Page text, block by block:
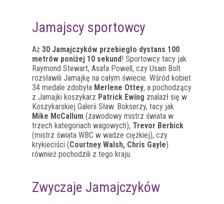
Jamajscy sportowcy
Aż 30 Jamajczyków przebiegło dystans 100
metrów poniżej 10 sekund! Sportowcy tacy jak
Raymond Stewart, Asafa Powell, czy Usain Bolt
rozsławili Jamajkę na całym świecie. Wśród kobiet
34 medale zdobyła Merlene Ottey, a pochodzący
z Jamajki koszykarz Patrick Ewing znalazł się w
Koszykarskiej Galerii Sław. Bokserzy, tacy jak
Mike McCallum (zawodowy mistrz świata w
trzech kategoriach wagowych), Trevor Berbick
(mistrz świata WBC w wadze ciężkiej), czy
krykieciści (Courtney Walsh, Chris Gayle)
również pochodzili z tego kraju.
Zwyczaje Jamajczyków